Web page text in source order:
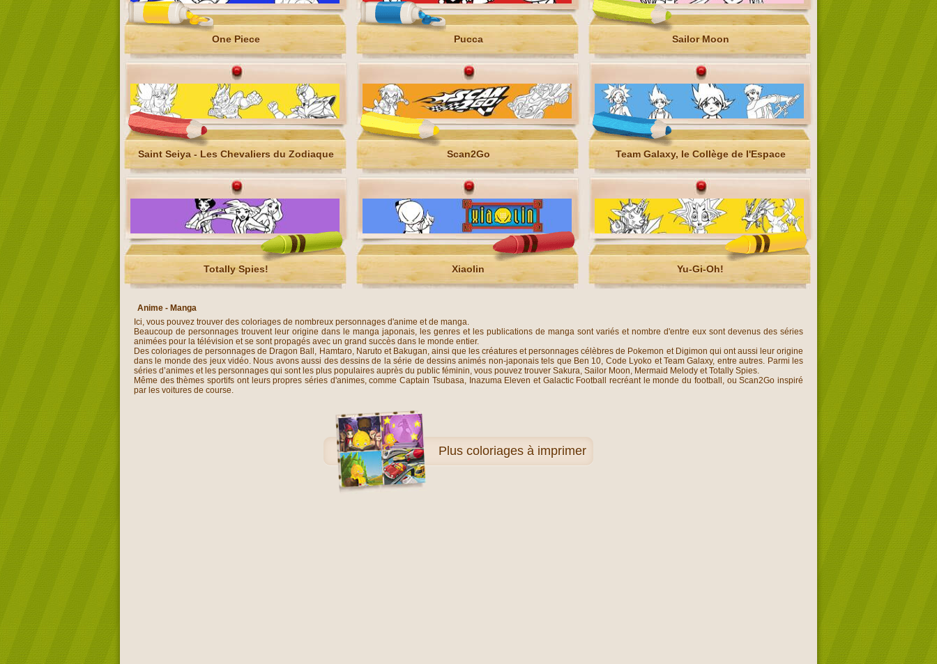
One Piece Pucca Sailor Moon
Saint Seiya - Les Chevaliers du Zodiaque Scan2Go Team Galaxy, le Collège de l'Espace
Totally Spies! Xiaolin Yu-Gi-Oh!
Anime - Manga
Ici, vous pouvez trouver des coloriages de nombreux personnages d'anime et de manga.
Beaucoup de personnages trouvent leur origine dans le manga japonais, les genres et les publications de manga sont variés et nombre d'entre eux sont devenus des séries
animées pour la télévision et se sont propagés avec un grand succès dans le monde entier.
Des coloriages de personnages de Dragon Ball, Hamtaro, Naruto et Bakugan, ainsi que les créatures et personnages célèbres de Pokemon et Digimon qui ont aussi leur origine
dans le monde des jeux vidéo. Nous avons aussi des dessins de la série de dessins animés non-japonais tels que Ben 10, Code Lyoko et Team Galaxy, entre autres. Parmi les
séries d’animes et les personnages qui sont les plus populaires auprès du public féminin, vous pouvez trouver Sakura, Sailor Moon, Mermaid Melody et Totally Spies.
Même des thèmes sportifs ont leurs propres séries d'animes, comme Captain Tsubasa, Inazuma Eleven et Galactic Football recréant le monde du football, ou Scan2Go inspiré
par les voitures de course.
Plus coloriages à imprimer